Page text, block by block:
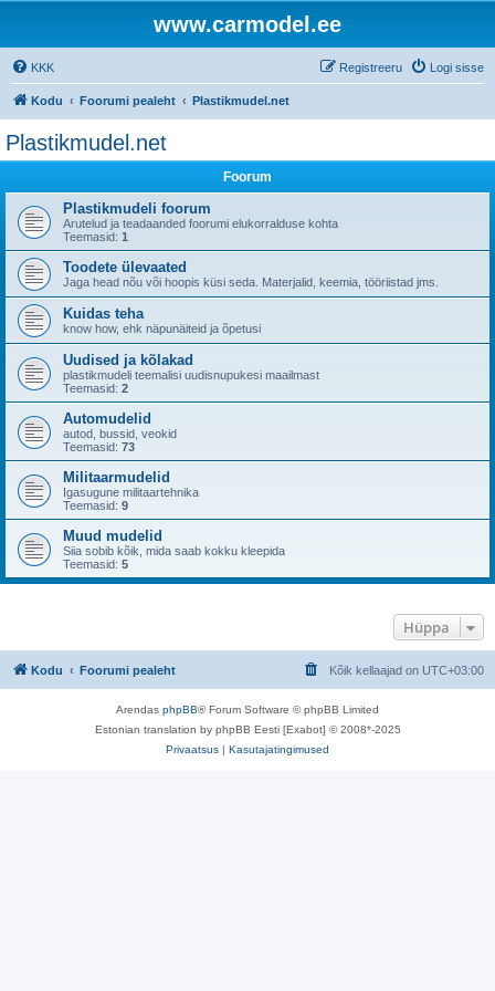
www.carmodel.ee
KKK Logi sisse
Registreeru
Kodu Foorumi pealeht Plastikmudel.net
Plastikmudel.net
Foorum
Plastikmudeli foorum
Arutelud ja teadaanded foorumi elukorralduse kohta
Teemasid: 1
Toodete ülevaated
Jaga head nõu või hoopis küsi seda. Materjalid, keemia, tööriistad jms.
Kuidas teha
know how, ehk näpunäiteid ja õpetusi
Uudised ja kõlakad
plastikmudeli teemalisi uudisnupukesi maailmast
Teemasid: 2
Automudelid
autod, bussid, veokid
Teemasid: 73
Militaarmudelid
Igasugune militaartehnika
Teemasid: 9
Muud mudelid
Siia sobib kõik, mida saab kokku kleepida
Teemasid: 5
Hüppa
Kodu Foorumi pealeht Kõik kellaajad on UTC+03:00
Arendas phpBB® Forum Software © phpBB Limited
Estonian translation by phpBB Eesti [Exabot] © 2008*-2025
Privaatsus | Kasutajatingimused